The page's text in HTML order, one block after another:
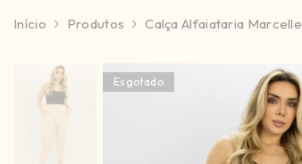
Início Produtos Calça Alfaiataria Marcelle
Esgotado